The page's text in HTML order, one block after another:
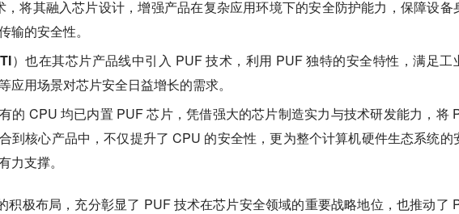
，将其融入芯片设计，增强产品在复杂应用环境下的安全防护能力，保障设备
输的安全性。
）也在其芯片产品线中引入 PUF 技术，利用 PUF 独特的安全特性，满足工
应用场景对芯片安全日益增长的需求。
的 CPU 均已内置 PUF 芯片，凭借强大的芯片制造实力与技术研发能力，将
到核心产品中，不仅提升了 CPU 的安全性，更为整个计算机硬件生态系统的
力支撑。
积极布局，充分彰显了 PUF 技术在芯片安全领域的重要战略地位，也推动了